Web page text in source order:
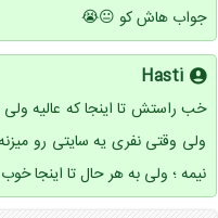
جواب هاش کو 😐😭
Hasti
خب راستش تا اینجا که عالیه
ولی وقتی نفری یه سایتی رو
نیمه ؛ ولی به هر حال تا اینجا